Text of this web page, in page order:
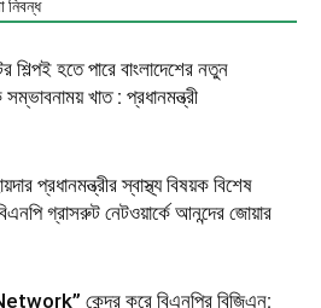
শিল্পই হতে পারে বাংলাদেশের নতুন
সম্ভাবনাময় খাত : প্রধানমন্ত্রী
প্রধানমন্ত্রীর স্বাস্থ্য বিষয়ক বিশেষ
গ্রাসরুট নেটওয়ার্কে আনন্দের জোয়ার
কেন্দ্র করে বিএনপির বিজিএন: